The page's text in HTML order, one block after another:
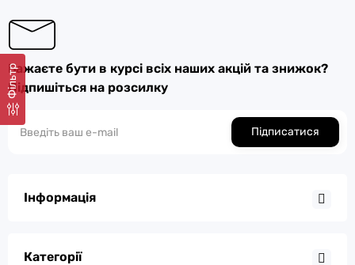
Фільтр
Бажаєте бути в курсі всіх наших акцій та знижок?
Підпишіться на розсилку
Підписатися
Інформація
Категорії